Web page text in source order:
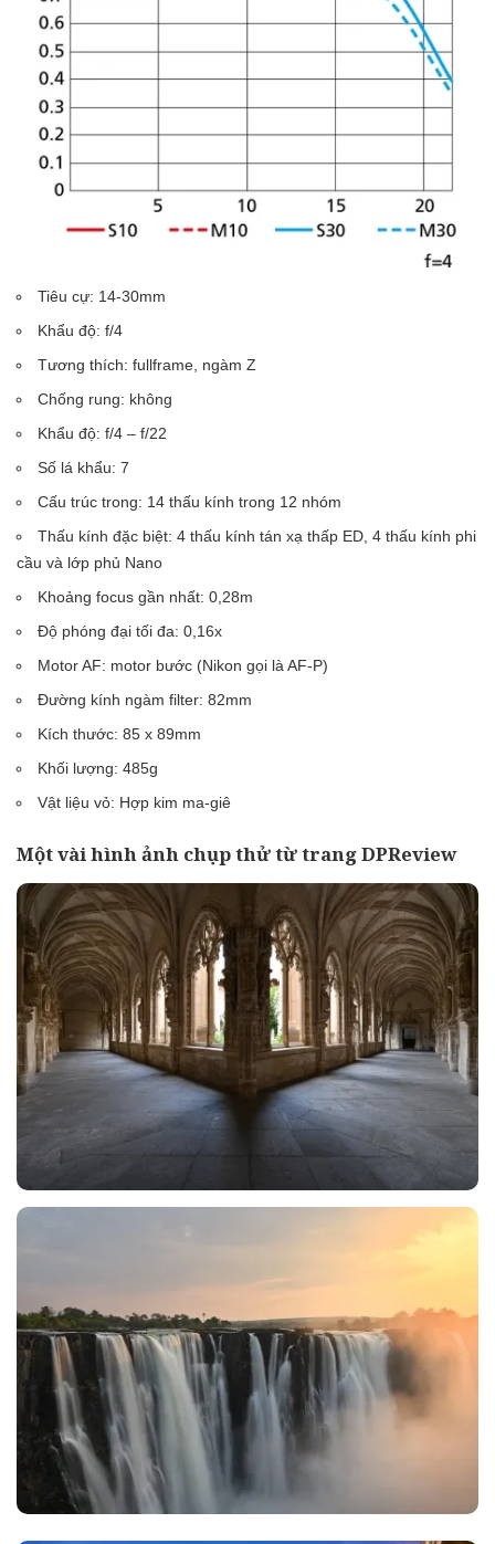
Tiêu cự: 14-30mm
Khẩu độ: f/4
Tương thích: fullframe, ngàm Z
Chống rung: không
Khẩu độ: f/4 – f/22
Số lá khẩu: 7
Cấu trúc trong: 14 thấu kính trong 12 nhóm
Thấu kính đặc biệt: 4 thấu kính tán xạ thấp ED, 4 thấu kính phi
cầu và lớp phủ Nano
Khoảng focus gần nhất: 0,28m
Độ phóng đại tối đa: 0,16x
Motor AF: motor bước (Nikon gọi là AF-P)
Đường kính ngàm filter: 82mm
Kích thước: 85 x 89mm
Khối lượng: 485g
Vật liệu vỏ: Hợp kim ma-giê
Một vài hình ảnh chụp thử từ trang DPReview